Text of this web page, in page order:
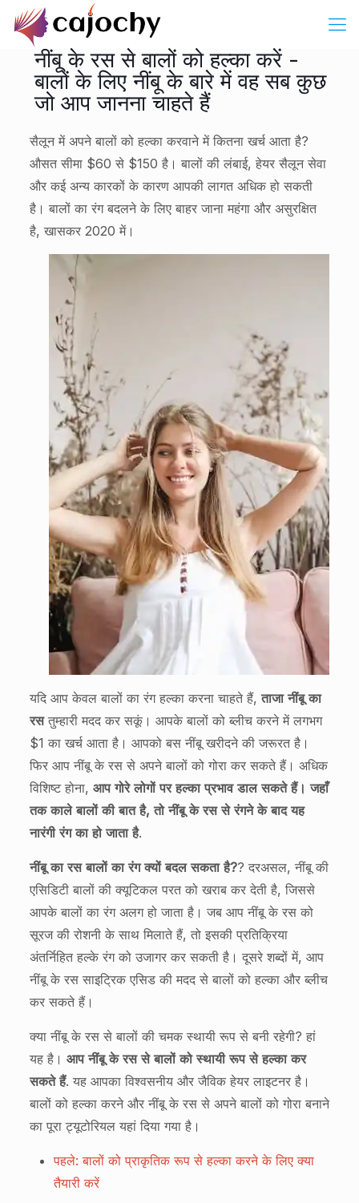
नींबू के रस से बालों को हल्का करें -
बालों के लिए नींबू के बारे में वह सब कुछ
जो आप जानना चाहते हैं
सैलून में अपने बालों को हल्का करवाने में कितना खर्च आता है?
औसत सीमा $60 से $150 है। बालों की लंबाई, हेयर सैलून सेवा
और कई अन्य कारकों के कारण आपकी लागत अधिक हो सकती
है। बालों का रंग बदलने के लिए बाहर जाना महंगा और असुरक्षित
है, खासकर 2020 में।
यदि आप केवल बालों का रंग हल्का करना चाहते हैं,ताजा नींबू का
रसतुम्हारी मदद कर सकूं। आपके बालों को ब्लीच करने में लगभग
$1 का खर्च आता है। आपको बस नींबू खरीदने की जरूरत है।
फिर आप नींबू के रस से अपने बालों को गोरा कर सकते हैं। अधिक
विशिष्ट होना, आप गोरे लोगों पर हल्का प्रभाव डाल सकते हैं। जहाँ
तक काले बालों की बात है, तो नींबू के रस से रंगने के बाद यह
नारंगी रंग का हो जाता है.
नींबू का रस बालों का रंग क्यों बदल सकता है?? दरअसल, नींबू की
एसिडिटी बालों की क्यूटिकल परत को खराब कर देती है, जिससे
आपके बालों का रंग अलग हो जाता है। जब आप नींबू के रस को
सूरज की रोशनी के साथ मिलाते हैं, तो इसकी प्रतिक्रिया
अंतर्निहित हल्के रंग को उजागर कर सकती है। दूसरे शब्दों में, आप
नींबू के रस साइट्रिक एसिड की मदद से बालों को हल्का और ब्लीच
कर सकते हैं।
क्या नींबू के रस से बालों की चमक स्थायी रूप से बनी रहेगी? हां
यह है। आप नींबू के रस से बालों को स्थायी रूप से हल्का कर
सकते हैं. यह आपका विश्वसनीय और जैविक हेयर लाइटनर है।
बालों को हल्का करने और नींबू के रस से अपने बालों को गोरा बनाने
का पूरा ट्यूटोरियल यहां दिया गया है।
पहले: बालों को प्राकृतिक रूप से हल्का करने के लिए क्या
तैयारी करें